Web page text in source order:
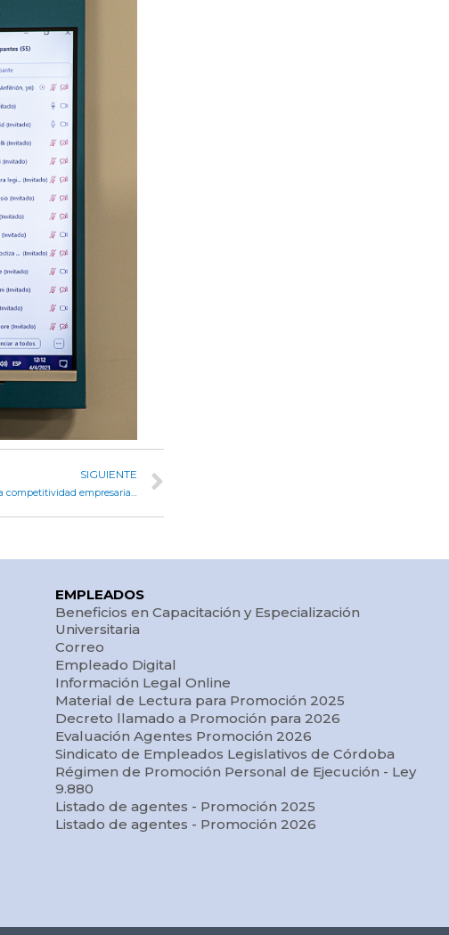
SIGUIENTE
Continuó el tratamiento del proyecto referido a la competitividad empresarial en Córdoba
EMPLEADOS
Beneficios en Capacitación y Especialización
Universitaria
Correo
Empleado Digital
Información Legal Online
Material de Lectura para Promoción 2025
Decreto llamado a Promoción para 2026
Evaluación Agentes Promoción 2026
Sindicato de Empleados Legislativos de Córdoba
Régimen de Promoción Personal de Ejecución - Ley
9.880
Listado de agentes - Promoción 2025
Listado de agentes - Promoción 2026